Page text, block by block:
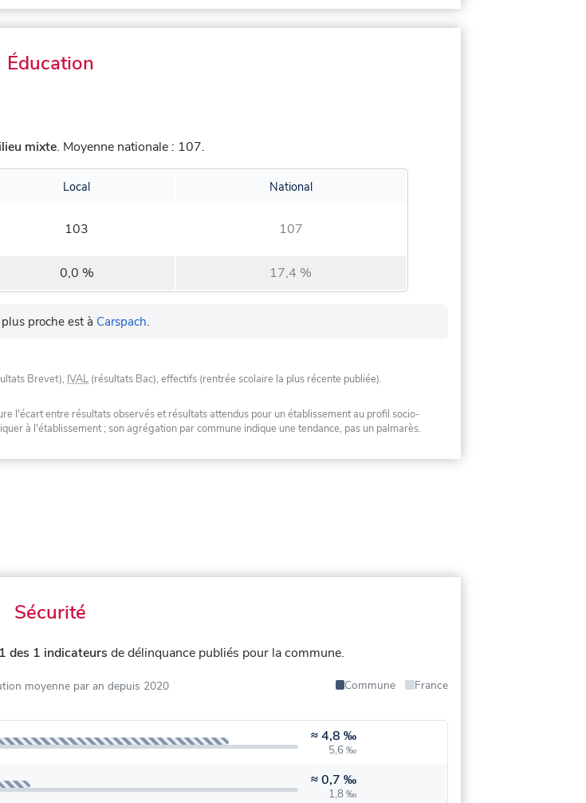
Éducation
mixte. Moyenne nationale : 107.
Local National
103 107
0,0 % 17,4 %
proche est à Carspach.
Brevet), IVAL (résultats Bac), effectifs (rentrée scolaire la plus récente publiée).
l'écart entre résultats observés et résultats attendus pour un établissement au profil socio-
à l'établissement ; son agrégation par commune indique une tendance, pas un palmarès.
Sécurité
des 1 indicateurs de délinquance publiés pour la commune.
moyenne par an depuis 2020 Commune
France
≈4,8 ‰
5,6 ‰
≈0,7 ‰
1,8 ‰